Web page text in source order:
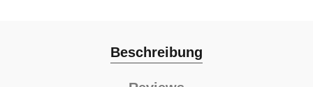
Beschreibung